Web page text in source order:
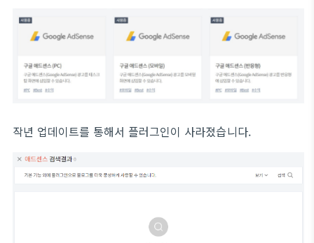
작년 업데이트를 통해서 플러그인이 사라졌습니다.